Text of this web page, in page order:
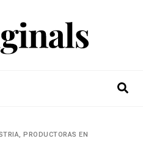
PRODUCTORAS EN